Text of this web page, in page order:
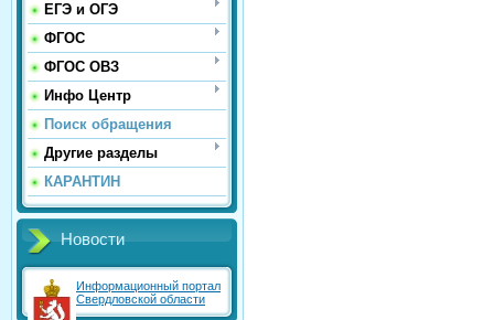
ЕГЭ и ОГЭ
ФГОС
ФГОС ОВЗ
Инфо Центр
Поиск обращения
Другие разделы
КАРАНТИН
Новости
Информационный портал
Свердловской области